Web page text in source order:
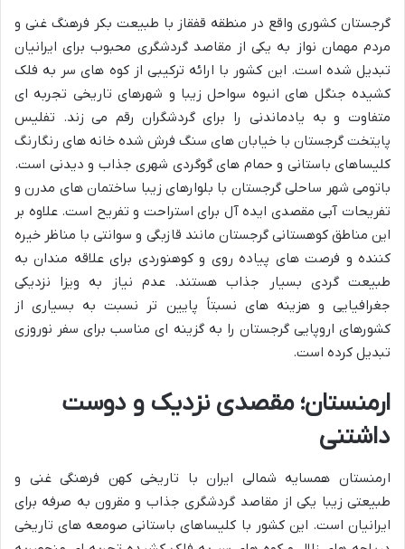
گرجستان کشوری واقع در منطقه قفقاز با طبیعت بکر فرهنگ غنی و
مردم مهمان نواز به یکی از مقاصد گردشگری محبوب برای ایرانیان
تبدیل شده است. این کشور با ارائه ترکیبی از کوه های سر به فلک
کشیده جنگل های انبوه سواحل زیبا و شهرهای تاریخی تجربه ای
متفاوت و به یادماندنی را برای گردشگران رقم می زند. تفلیس
پایتخت گرجستان با خیابان های سنگ فرش شده خانه های رنگارنگ
کلیساهای باستانی و حمام های گوگردی شهری جذاب و دیدنی است.
باتومی شهر ساحلی گرجستان با بلوارهای زیبا ساختمان های مدرن و
تفریحات آبی مقصدی ایده آل برای استراحت و تفریح است. علاوه بر
این مناطق کوهستانی گرجستان مانند قازبگی و سوانتی با مناظر خیره
کننده و فرصت های پیاده روی و کوهنوردی برای علاقه مندان به
طبیعت گردی بسیار جذاب هستند. عدم نیاز به ویزا نزدیکی
جغرافیایی و هزینه های نسبتاً پایین تر نسبت به بسیاری از
کشورهای اروپایی گرجستان را به گزینه ای مناسب برای سفر نوروزی
تبدیل کرده است.
ارمنستان؛ مقصدی نزدیک و دوست
داشتنی
ارمنستان همسایه شمالی ایران با تاریخی کهن فرهنگی غنی و
طبیعتی زیبا یکی از مقاصد گردشگری جذاب و مقرون به صرفه برای
ایرانیان است. این کشور با کلیساهای باستانی صومعه های تاریخی